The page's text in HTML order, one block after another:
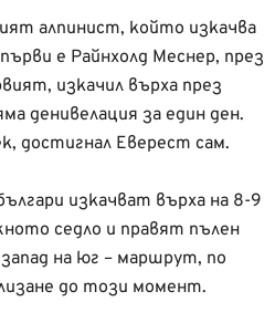
алпинист, който изкачва
е Райнхолд Меснер, през
изкачил върха през
денивелация за един ден.
достигнал Еверест сам.
изкачват върха на 8-9
седло и правят пълен
на юг – маршрут, по
до този момент.